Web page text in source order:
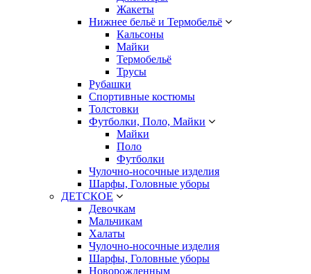
Жакеты
Нижнее бельё и Термобельё
Кальсоны
Майки
Термобельё
Трусы
Рубашки
Спортивные костюмы
Толстовки
Футболки, Поло, Майки
Майки
Поло
Футболки
Чулочно-носочные изделия
Шарфы, Головные уборы
ДЕТСКОЕ
Девочкам
Мальчикам
Халаты
Чулочно-носочные изделия
Шарфы, Головные уборы
Новорожденным